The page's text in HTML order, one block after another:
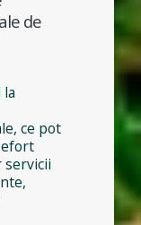
de
ce pot
servicii